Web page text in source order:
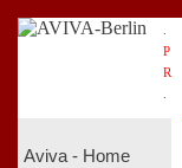
P
R
Aviva - Home